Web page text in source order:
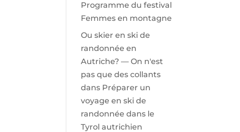
Programme du festival
Femmes en montagne
Ou skier en ski de
randonnée en
Autriche? — On n'est
pas que des collants
dans Préparer un
voyage en ski de
randonnée dans le
Tyrol autrichien